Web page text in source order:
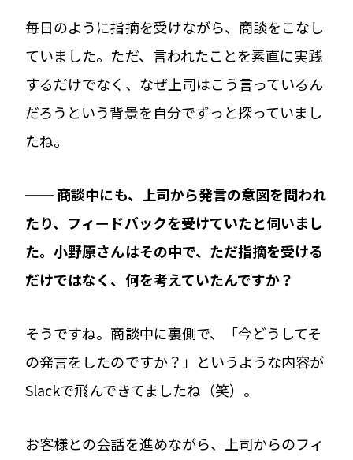
毎日のように指摘を受けながら、商談をこなし
ていました。ただ、言われたことを素直に実践
するだけでなく、なぜ上司はこう言っているん
だろうという背景を自分でずっと探っていまし
たね。
── 商談中にも、上司から発言の意図を問われ
たり、フィードバックを受けていたと伺いまし
た。小野原さんはその中で、ただ指摘を受ける
だけではなく、何を考えていたんですか？
そうですね。商談中に裏側で、「今どうしてそ
の発言をしたのですか？」というような内容が
Slackで飛んできてましたね（笑）。
お客様との会話を進めながら、上司からのフィ